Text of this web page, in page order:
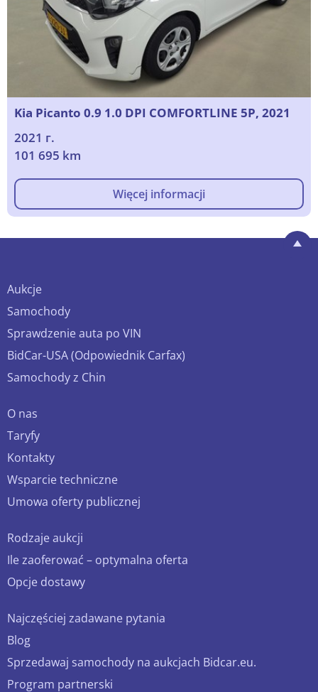
Kia Picanto 0.9 1.0 DPI COMFORTLINE 5P, 2021
2021 г.
101 695 km
Więcej informacji
Aukcje
Samochody
Sprawdzenie auta po VIN
BidCar-USA (Odpowiednik Carfax)
Samochody z Chin
O nas
Taryfy
Kontakty
Wsparcie techniczne
Umowa oferty publicznej
Rodzaje aukcji
Ile zaoferować – optymalna oferta
Opcje dostawy
Najczęściej zadawane pytania
Blog
Sprzedawaj samochody na aukcjach Bidcar.eu.
Program partnerski